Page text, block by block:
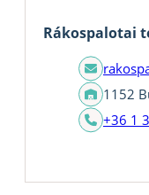
Rákospalotai
1152
+36 1